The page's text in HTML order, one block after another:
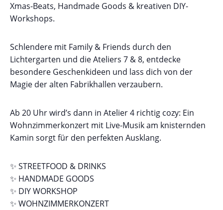
Xmas-Beats, Handmade Goods & kreativen DIY-
Workshops.
Schlendere mit Family & Friends durch den
Lichtergarten und die Ateliers 7 & 8, entdecke
besondere Geschenkideen und lass dich von der
Magie der alten Fabrikhallen verzaubern.
Ab 20 Uhr wird’s dann in Atelier 4 richtig cozy: Ein
Wohnzimmerkonzert mit Live-Musik am knisternden
Kamin sorgt für den perfekten Ausklang.
✨ STREETFOOD & DRINKS
✨ HANDMADE GOODS
✨ DIY WORKSHOP
✨ WOHNZIMMERKONZERT